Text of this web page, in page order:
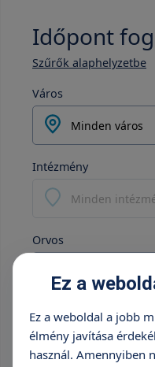
Időpont
Szűrők alaphelyzetbe
Város
Minden város
Intézmény
Minden
Orvos
Minden orvos
Ez a
Ez a weboldal a jobb
élmény javítása
használ. Amennyiben